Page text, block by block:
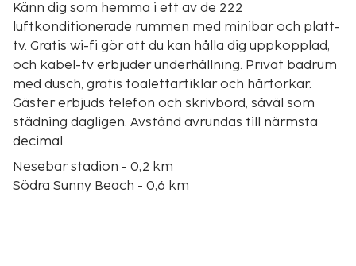
Känn dig som hemma i ett av de 222
luftkonditionerade rummen med minibar och platt-
tv. Gratis wi-fi gör att du kan hålla dig uppkopplad,
och kabel-tv erbjuder underhållning. Privat badrum
med dusch, gratis toalettartiklar och hårtorkar.
Gäster erbjuds telefon och skrivbord, såväl som
städning dagligen. Avstånd avrundas till närmsta
decimal.
Nesebar stadion - 0,2 km
Södra Sunny Beach - 0,6 km